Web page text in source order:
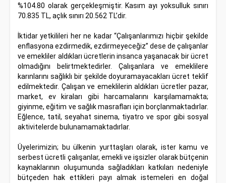
%104.80 olarak gerçekleşmiştir. Kasım ayı yoksulluk sınırı
70.835 TL, açlık sınırı 20.562 TL’dir.
İktidar yetkilileri her ne kadar “Çalışanlarımızı hiçbir şekilde
enflasyona ezdirmedik, ezdirmeyeceğiz” dese de çalışanlar
ve emekliler aldıkları ücretlerin insanca yaşanacak bir ücret
olmadığını belirtmektedirler. Çalışanlara ve emeklilere
karınlarını sağlıklı bir şekilde doyuramayacakları ücret teklif
edilmektedir. Çalışan ve emeklilerin aldıkları ücretler pazar,
market, ev kiraları gibi harcamalarını karşılamamakta;
giyinme, eğitim ve sağlık masrafları için borçlanmaktadırlar.
Eğlence, tatil, seyahat sinema, tiyatro ve spor gibi sosyal
aktivitelerde bulunamamaktadırlar.
Üyelerimizin; bu ülkenin yurttaşları olarak, ister kamu ve
serbest ücretli çalışanlar, emekli ve işsizler olarak bütçenin
kaynaklarının oluşumunda sağladıkları katkıları nedeniyle
bütçeden hak ettikleri payı almak istemeleri en doğal